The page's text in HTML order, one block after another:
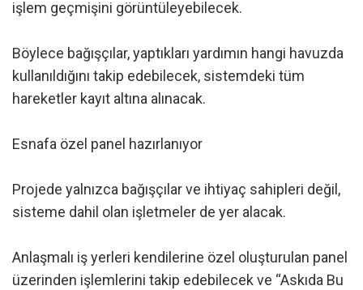
işlem geçmişini görüntüleyebilecek.
Böylece bağışçılar, yaptıkları yardımın hangi havuzda
kullanıldığını takip edebilecek, sistemdeki tüm
hareketler kayıt altına alınacak.
Esnafa özel panel hazırlanıyor
Projede yalnızca bağışçılar ve ihtiyaç sahipleri değil,
sisteme dahil olan işletmeler de yer alacak.
Anlaşmalı iş yerleri kendilerine özel oluşturulan panel
üzerinden işlemlerini takip edebilecek ve “Askıda Bu